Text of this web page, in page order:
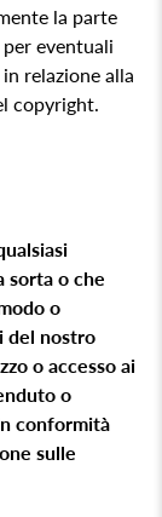
la parte
eventuali
relazione alla
copyright.
sorta o che
o
del nostro
o accesso ai
o
conformità
sulle